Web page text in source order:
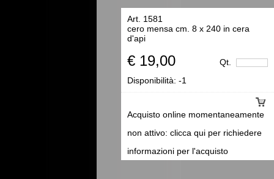
Art. 1581
cero mensa cm. 8 x 240 in cera
d'api
€ 19,00 Qt.
Acquisto online momentaneamente
non attivo: clicca qui per richiedere
informazioni per l'acquisto
Disponibilità: -1